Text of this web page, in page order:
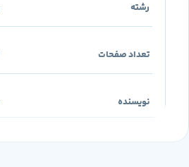
رشته
تعداد صفحات
نویسنده